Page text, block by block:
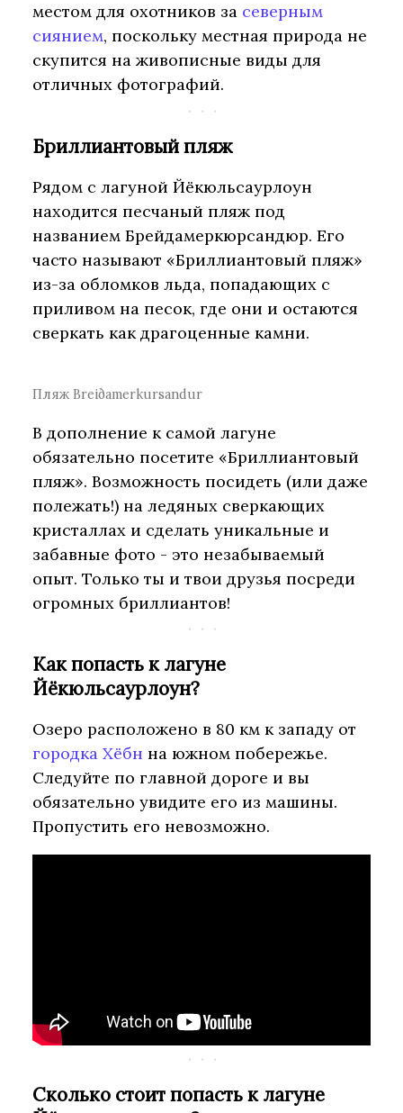
местом для охотников за северным
сиянием, поскольку местная природа не
скупится на живописные виды для
отличных фотографий.
Бриллиантовый пляж
Рядом с лагуной Йёкюльсаурлоун
находится песчаный пляж под
названием Брейдамеркюрсандюр. Его
часто называют «Бриллиантовый пляж»
из-за обломков льда, попадающих с
приливом на песок, где они и остаются
сверкать как драгоценные камни.
Пляж Breiðamerkursandur
В дополнение к самой лагуне
обязательно посетите «Бриллиантовый
пляж». Возможность посидеть (или даже
полежать!) на ледяных сверкающих
кристаллах и сделать уникальные и
забавные фото - это незабываемый
опыт. Только ты и твои друзья посреди
огромных бриллиантов!
Как попасть к лагуне
Йёкюльсаурлоун?
Озеро расположено в 80 км к западу от
городка Хёбн на южном побережье.
Следуйте по главной дороге и вы
обязательно увидите его из машины.
Пропустить его невозможно.
Сколько стоит попасть к лагуне